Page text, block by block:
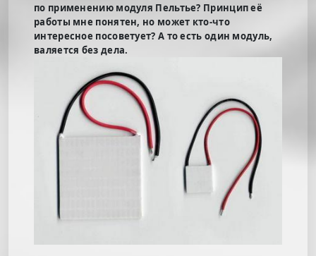
по применению модуля Пельтье? Принцип её
работы мне понятен, но может кто-что
интересное посоветует? А то есть один модуль,
валяется без дела.